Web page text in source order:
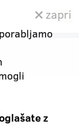
zapri
z